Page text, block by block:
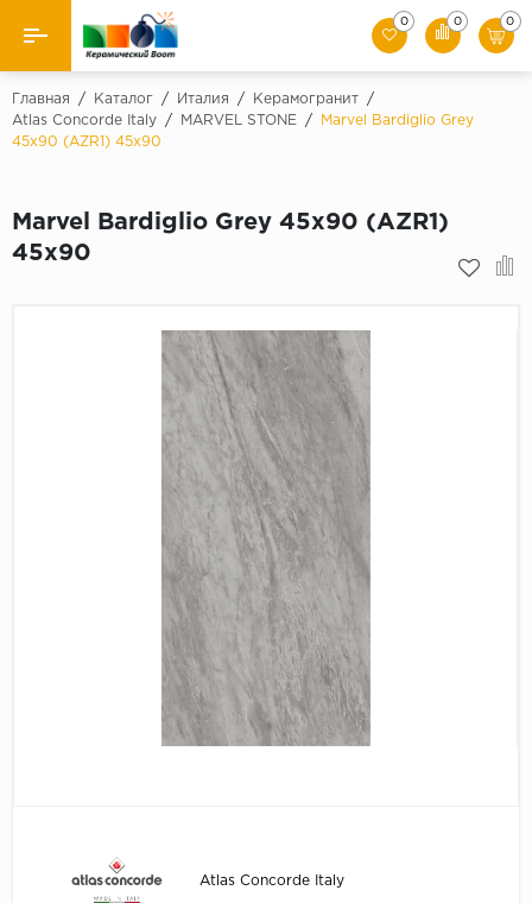
Назад
Производители
Керамогранит
Искусственный камень
0 0 0
Главная / Каталог / Италия / Керамогранит
/
Atlas Concorde Italy
/ MARVEL STONE /
Marvel Bardiglio Grey
45x90 (AZR1) 45x90
Marvel Bardiglio Grey 45x90 (AZR1)
45x90
Atlas Concorde Italy